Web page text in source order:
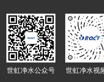
世虹净水公众号 世虹净水视